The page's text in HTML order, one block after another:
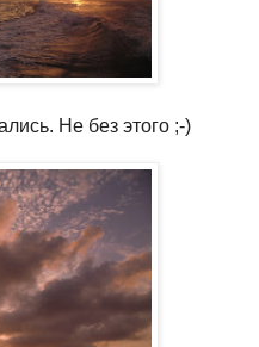
Не без этого ;-)